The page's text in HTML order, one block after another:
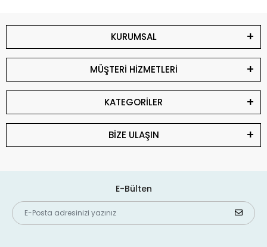
KURUMSAL
MÜŞTERİ HİZMETLERİ
KATEGORİLER
BİZE ULAŞIN
E-Bülten